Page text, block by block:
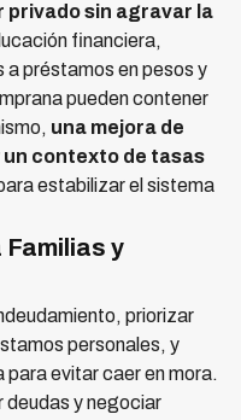
privado sin agravar la
financiera,
a préstamos en pesos y
pueden contener
una mejora de
contexto de tasas
estabilizar el sistema
y
priorizar
personales, y
evitar caer en mora.
y negociar